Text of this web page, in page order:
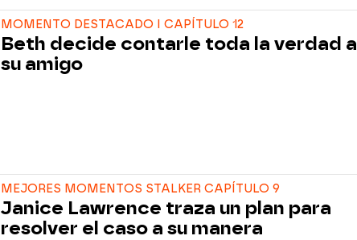
MOMENTO DESTACADO I CAPÍTULO 12
Beth decide contarle toda la verdad a
su amigo
MEJORES MOMENTOS STALKER CAPÍTULO 9
Janice Lawrence traza un plan para
resolver el caso a su manera